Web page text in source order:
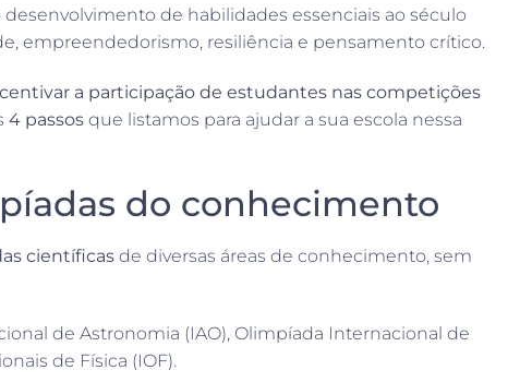
de habilidades essenciais ao século
empreendedorismo, resiliência e pensamento crítico.
a participação de estudantes nas competições
4 passos que listamos para ajudar a sua escola nessa
do conhecimento
científicas de diversas áreas de conhecimento, sem
de Astronomia (IAO), Olimpíada Internacional de
de Física (IOF).